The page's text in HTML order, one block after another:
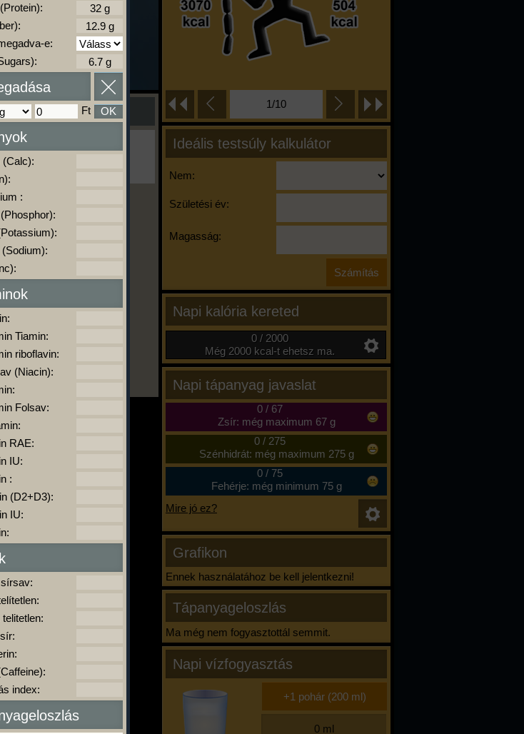
1/10
Ideális testsúly kalkulátor
Nem:
Születési év:
Magasság:
Napi kalória kereted
0 / 2000
Még 2000 kcal-t ehetsz ma.
Napi tápanyag javaslat
0/ 67
Zsír: még maximum 67 g
0/ 275
Szénhidrát: még maximum 275 g
0/ 75
Fehérje: még minimum 75 g
Mire jó ez?
Grafikon
Ennek használatához be kell jelentkezni!
Tápanyageloszlás
Ma még nem fogyasztottál semmit.
Napi vízfogyasztás
eszel/sportolsz többet,
Prémium funkció.
-
e:
Ft OK
(Calc):
:
Tiamin:
riboflavin:
(Niacin):
Folsav:
RAE:
IU:
:
(D2+D3):
IU:
index: